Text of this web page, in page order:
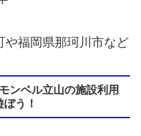
福岡県那珂川市など
ンベル立山の施設利用
う！